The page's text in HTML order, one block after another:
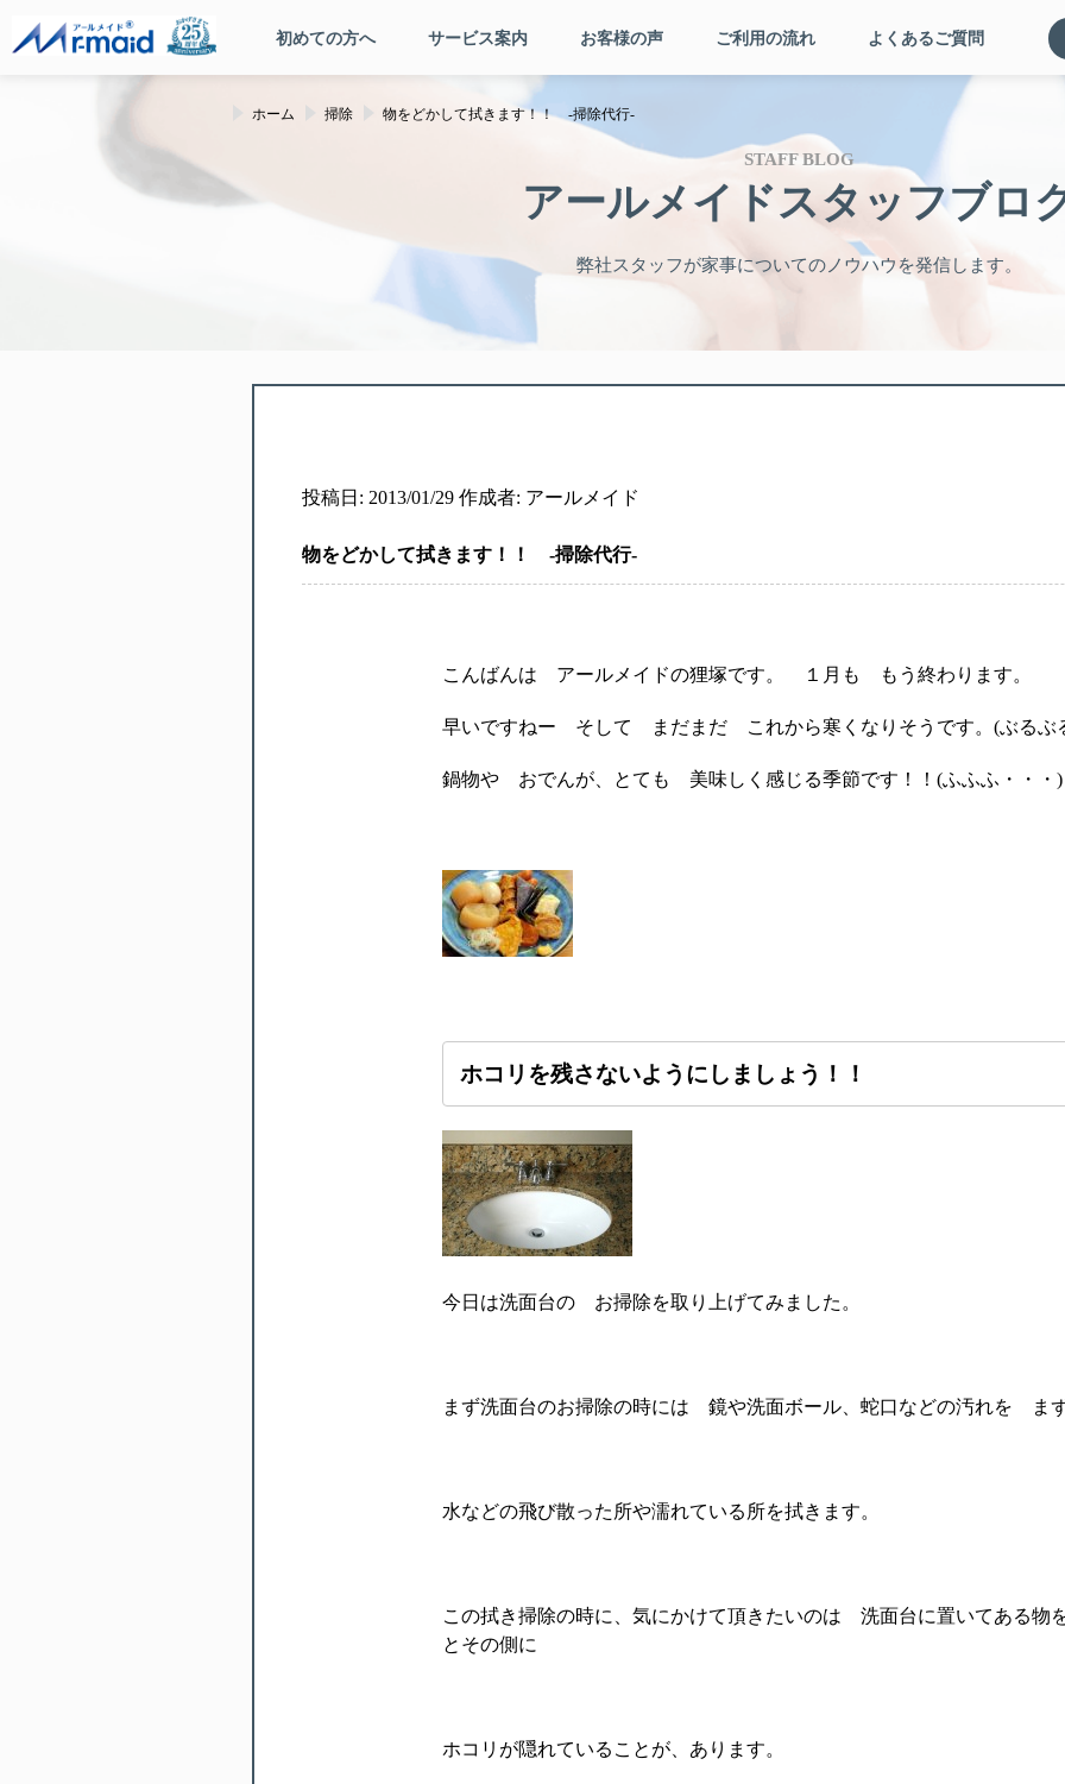
初めての方へ サービス案内 お客様の声 ご利用の流れ よくあるご質問
STAFF BLOG
アールメイドスタッフブロ
弊社スタッフが家事についてのノウハウを発信します。
ホーム 掃除 物をどかして拭きます！！ -掃除代行-
投稿日: 2013/01/29 作成者: アールメイド
物をどかして拭きます！！ -掃除代行-
こんばんは アールメイドの狸塚です。 １月も もう終わります。
早いですねー そして まだまだ これから寒くなりそうです。(ぶるぶ
鍋物や おでんが、とても 美味しく感じる季節です！！(ふふふ・・・)
ホコリを残さないようにしましょう！！
今日は洗面台の お掃除を取り上げてみました。
まず洗面台のお掃除の時には 鏡や洗面ボール、蛇口などの汚れを ま
水などの飛び散った所や濡れている所を拭きます。
この拭き掃除の時に、気にかけて頂きたいのは 洗面台に置いてある
とその側に
ホコリが隠れていることが、あります。